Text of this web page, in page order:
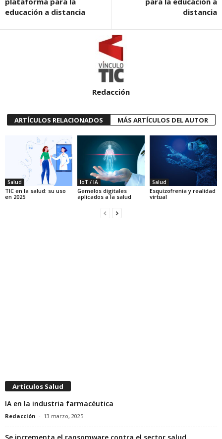
educación a distancia
distancia
Redacción
ARTÍCULOS RELACIONADOS MÁS ARTÍCULOS DEL AUTOR
Salud
TIC en la salud: su uso
en 2025
IoT / IA
Gemelos digitales
aplicados a la salud
Salud
Esquizofrenia y realidad
virtual
Artículos Salud
IA en la industria farmacéutica
Redacción - 13 marzo, 2025